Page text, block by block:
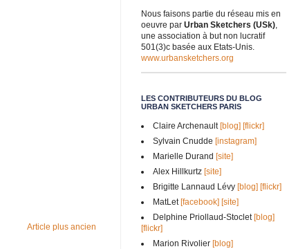
Article plus ancien
Nous faisons partie du réseau mis en
oeuvre par Urban Sketchers (USk)
une association à but non lucratif
501(3)c basée aux Etats-Unis.
www.urbansketchers.org
LES CONTRIBUTEURS DU BLOG
URBAN SKETCHERS PARIS
Claire Archenault[blog] [flickr]
Sylvain Cnudde [instagram]
Marielle Durand [site]
Alex Hillkurtz [site]
Brigitte Lannaud Lévy [blog] [flickr]
MatLet[facebook] [site]
Delphine Priollaud-Stoclet[blog]
[flickr]
Marion Rivolier [blog]